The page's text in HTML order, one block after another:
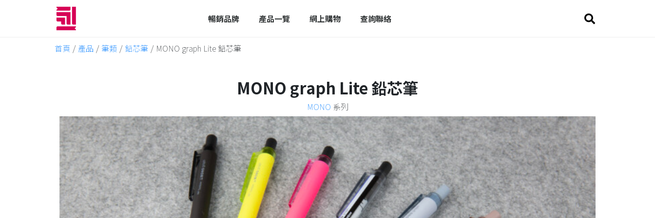
暢銷品牌 產品一覽 網上購物 查詢聯絡
首頁 / 產品 / 筆類 / 鉛芯筆 / MONO graph Lite 鉛芯筆
MONO graph Lite 鉛芯筆
MONO 系列